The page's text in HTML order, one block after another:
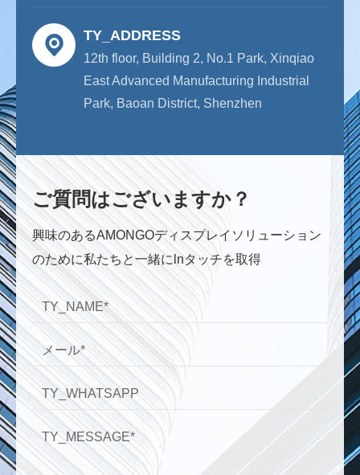
TY_ADDRESS
12th floor, Building 2, No.1 Park, Xinqiao
East Advanced Manufacturing Industrial
Park, Baoan District, Shenzhen
ご質問はございますか？
興味のあるAMONGOディスプレイソリューション
のために私たちと一緒にlnタッチを取得